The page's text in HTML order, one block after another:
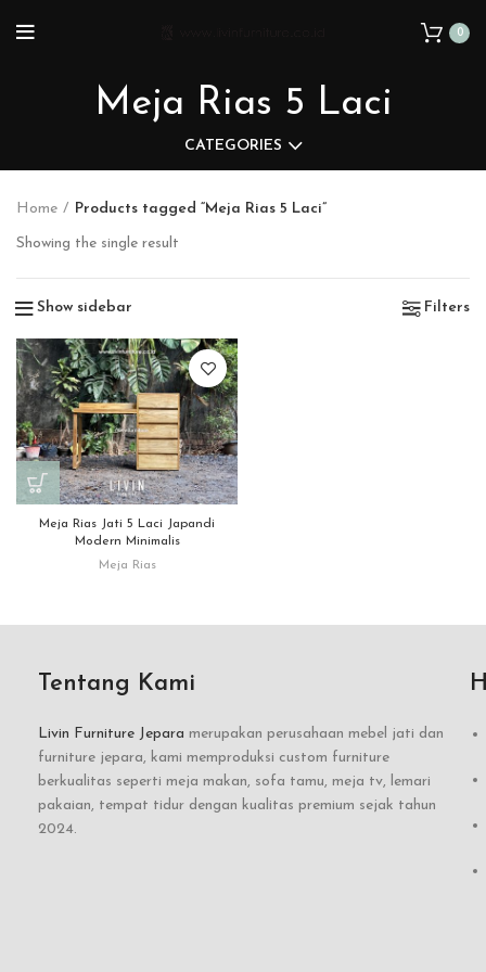
0
Meja Rias 5 Laci
CATEGORIES
Home Products tagged “Meja Rias 5 Laci”
Showing the single result
Show sidebar Filters
Meja Rias Jati 5 Laci Japandi
Modern Minimalis
Meja Rias
Tentang Kami
Livin Furniture Jepara merupakan perusahaan mebel jati dan
furniture jepara, kami memproduksi custom furniture
berkualitas seperti meja makan, sofa tamu, meja tv, lemari
pakaian, tempat tidur dengan kualitas premium sejak tahun
2024.